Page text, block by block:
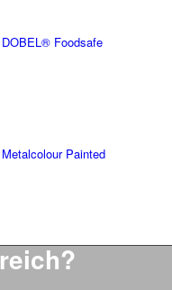
DOBEL® Foodsafe
Metalcolour Painted